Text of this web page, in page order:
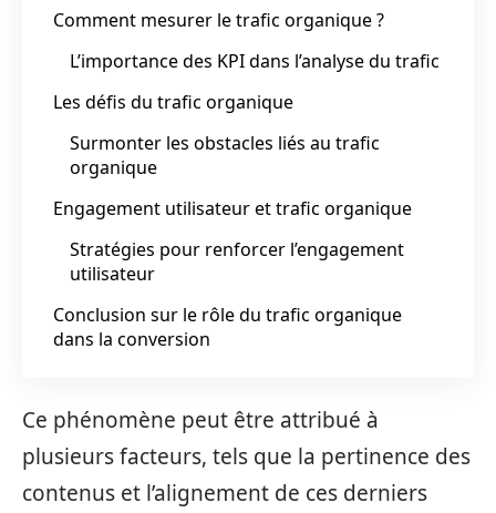
Comment mesurer le trafic organique ?
L’importance des KPI dans l’analyse du trafic
Les défis du trafic organique
Surmonter les obstacles liés au trafic
organique
Engagement utilisateur et trafic organique
Stratégies pour renforcer l’engagement
utilisateur
Conclusion sur le rôle du trafic organique
dans la conversion
Ce phénomène peut être attribué à
plusieurs facteurs, tels que la pertinence des
contenus et l’alignement de ces derniers